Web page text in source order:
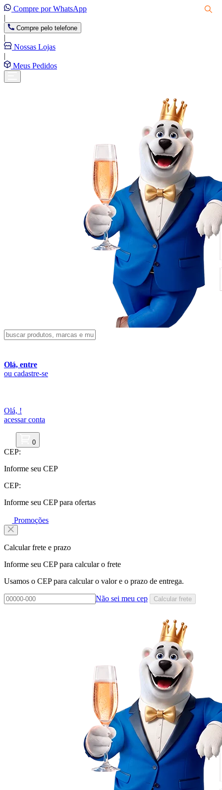
Compre por WhatsApp
|
Compre pelo telefone
|
Nossas Lojas
|
Meus Pedidos
Olá, entre
ou cadastre-se
Olá, !
acessar conta
0
CEP:
Informe seu CEP
CEP:
Informe seu CEP para ofertas
Promoções
Calcular frete e prazo
Informe seu CEP para calcular o frete
Usamos o CEP para calcular o valor e o prazo de entrega.
Não sei meu cep Calcular frete